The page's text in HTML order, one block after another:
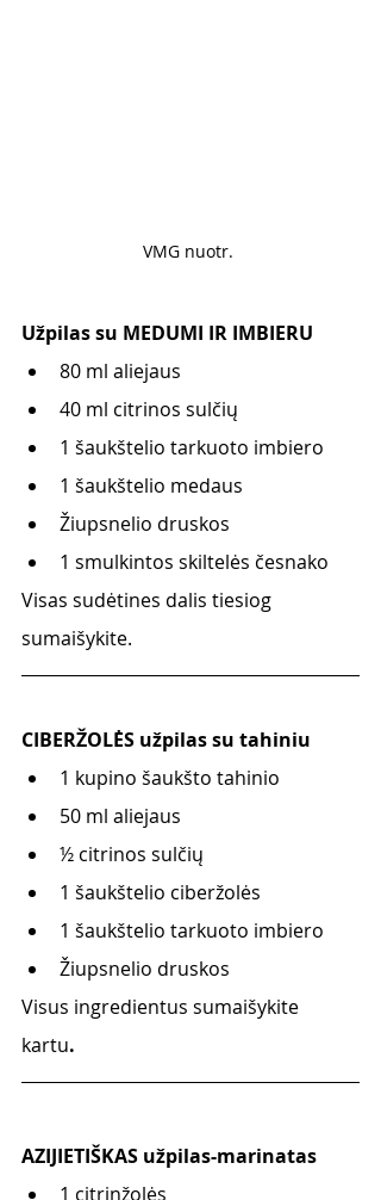
VMG nuotr.
Užpilas su MEDUMI IR IMBIERU
80 ml aliejaus
40 ml citrinos sulčių
1 šaukštelio tarkuoto imbiero
1 šaukštelio medaus
Žiupsnelio druskos
1 smulkintos skiltelės česnako
Visas sudėtines dalis tiesiog
sumaišykite.
CIBERŽOLĖS užpilas su tahiniu
1 kupino šaukšto tahinio
50 ml aliejaus
½ citrinos sulčių
1 šaukštelio ciberžolės
1 šaukštelio tarkuoto imbiero
Žiupsnelio druskos
Visus ingredientus sumaišykite
kartu.
AZIJIETIŠKAS užpilas-marinatas
1 citrinžolės